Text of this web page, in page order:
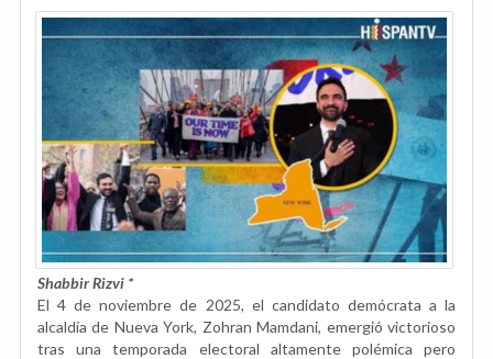
Shabbir Rizvi *
El 4 de noviembre de 2025, el candidato demócrata a la
alcaldía de Nueva York, Zohran Mamdani, emergió victorioso
tras una temporada electoral altamente polémica pero